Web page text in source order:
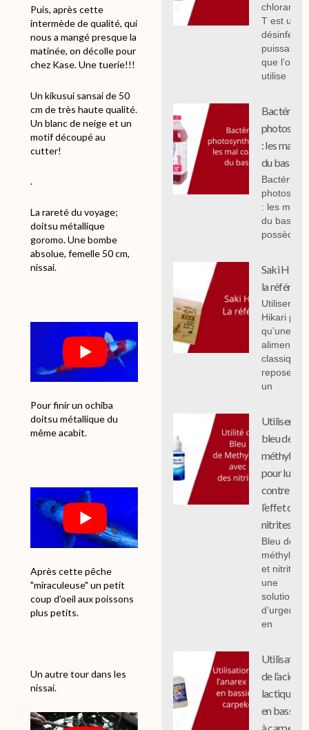
Puis, après cette
intermède de qualité, qui
nous a mangé presque la
matinée, on décolle pour
chez Kase. Une tuerie!!!
Un kikusui sansai de 50
cm de très haute qualité.
Un blanc de neige et un
motif découpé au
cutter!
.
La rareté du voyage;
doitsu métallique
goromo. Une bombe
absolue, femelle 50 cm,
nissai.
Pour finir un ochiba
doitsu métallique du
même acabit.
Après cette pêche
"miraculeuse" un petit
coup d'oeil aux poissons
plus petits.
Un autre tour dans les
nissai.
chloramine
T est un
puissant
que l’on
utilise
Bactéries
: les mal
du bassin.
Bactéries
: les mal
du bassin,
possèdent
Saki
la
Utiliser
Hikari
qu’une
classique
repose sur
un
Utiliser le
bleu de
méthylène
pour lutter
contre
l’effet des
nitrites
Bleu de
méthylène
et nitrites :
une
solution
d’urgence
en
Utilisation
de l’acide
lactique
en bassin